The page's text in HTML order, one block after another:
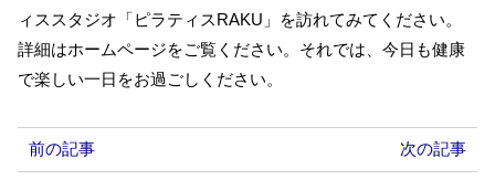
ィススタジオ「ピラティスRAKU」を訪れてみてください。
詳細はホームページをご覧ください。それでは、今日も健康
で楽しい一日をお過ごしください。
前の記事 次の記事